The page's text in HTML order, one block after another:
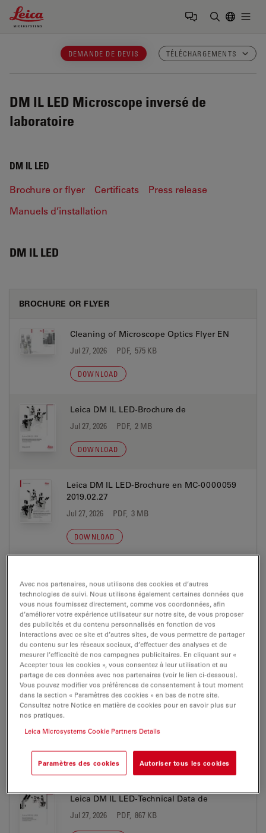
Leica Microsystems Logo
DEMANDE DE DEVIS TÉLÉCHARGEMENTS
DM IL LED Microscope inversé de
laboratoire
DM IL LED
Brochure or flyer Certificats
Press release
Manuels d’installation
DM IL LED
BROCHURE OR FLYER
Cleaning of Microscope Optics Flyer EN
Jul 27, 2026 PDF, 575 KB
DOWNLOAD
Leica DM IL LED-Brochure de
Jul 27, 2026 PDF, 2 MB
DOWNLOAD
Leica DM IL LED-Brochure en MC-0000059
2019.02.27
Jul 27, 2026 PDF, 3 MB
DOWNLOAD
Jul 27, 2026 PDF, 2 MB
DOWNLOAD
Leica DM IL LED-Brochure fr
Jul 27, 2026 PDF, 2 MB
DOWNLOAD
DOWNLOAD
Leica DM IL LED-Technical Data de
Jul 27, 2026 PDF, 867 KB
Avec nos partenaires, nous utilisons des cookies et d’autres
technologies de suivi. Nous utilisons également certaines données que
vous nous fournissez directement, comme vos coordonnées, afin
d’améliorer votre expérience utilisateur sur notre site, de vous proposer
des publicités et du contenu personnalisés en fonction de vos
interactions avec ce site et d’autres sites, de vous permettre de partager
du contenu sur les réseaux sociaux, d’effectuer des analyses et de
mesurer l’efficacité de nos campagnes publicitaires. En cliquant sur «
Accepter tous les cookies », vous consentez à leur utilisation et au
partage de ces données avec nos partenaires (voir le lien ci-dessous).
Vous pouvez modifier vos préférences de consentement à tout moment
dans la section « Paramètres des cookies » en bas de notre site.
Consultez notre Notice en matière de cookies pour en savoir plus sur
nos pratiques.
Leica Microsystems Cookie Partners Details
Paramètres des cookies Autoriser tous les cookies